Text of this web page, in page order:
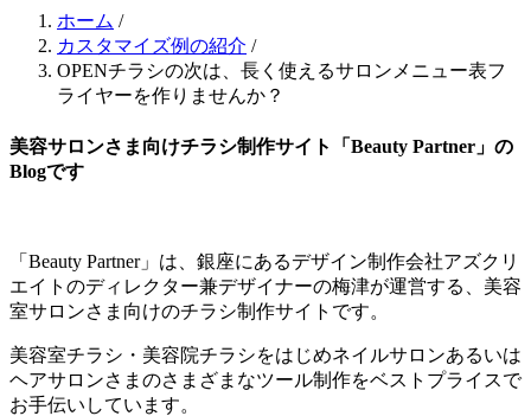
ホーム /
カスタマイズ例の紹介 /
OPENチラシの次は、長く使えるサロンメニュー表フ
ライヤーを作りませんか？
美容サロンさま向けチラシ制作サイト「Beauty Partner」の
Blogです
「Beauty Partner」は、銀座にあるデザイン制作会社アズクリ
エイトのディレクター兼デザイナーの梅津が運営する、美容
室サロンさま向けのチラシ制作サイトです。
美容室チラシ・美容院チラシをはじめネイルサロンあるいは
ヘアサロンさまのさまざまなツール制作をベストプライスで
お手伝いしています。